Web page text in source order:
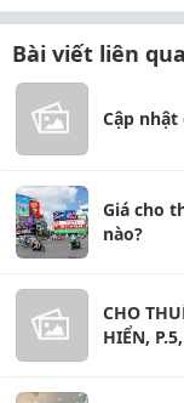
Bài viết liên
Cập
Giá cho
nào?
CHO
HIỂN,